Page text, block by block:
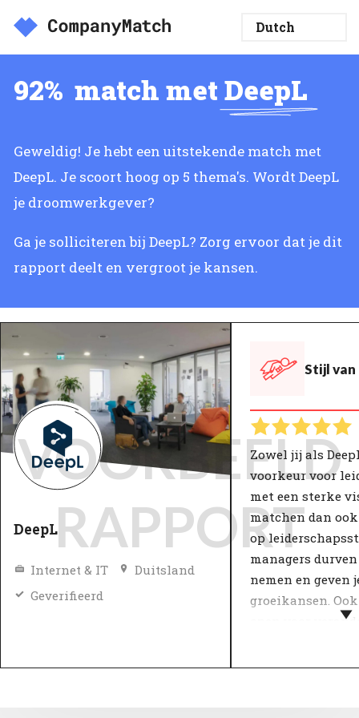
92% match met DeepL
Geweldig! Je hebt een uitstekende match met
DeepL. Je scoort hoog op 5 thema's. Wordt DeepL
je droomwerkgever?
Ga je solliciteren bij DeepL? Zorg ervoor dat je dit
rapport deelt en vergroot je kansen.
DeepL
Internet & IT
Duitsland
Geverifieerd
Stijl
Zowel jij als
voorkeur voor
met een sterke
matchen dan
op
managers
nemen en geven
groeikansen.
open voor
VOORBEELD
RAPPORT